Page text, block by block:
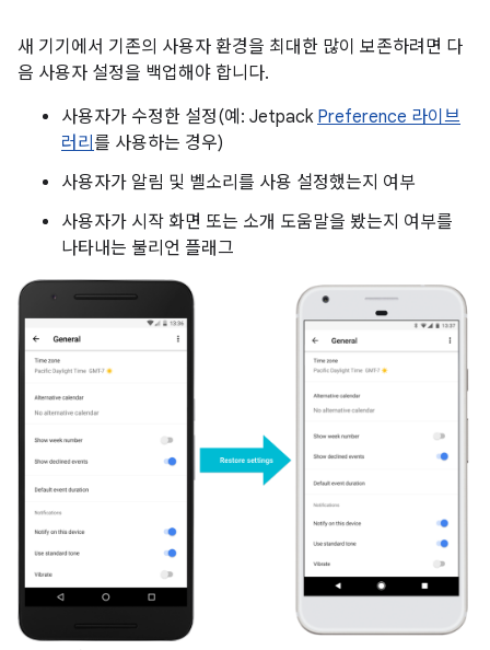
새 기기에서 기존의 사용자 환경을 최대한 많이 보존하려면 다
음 사용자 설정을 백업해야 합니다.
사용자가 수정한 설정(예: Jetpack Preference 라이브
러리 를 사용하는 경우)
사용자가 알림 및 벨소리를 사용 설정했는지 여부
사용자가 시작 화면 또는 소개 도움말을 봤는지 여부를
나타내는 불리언 플래그